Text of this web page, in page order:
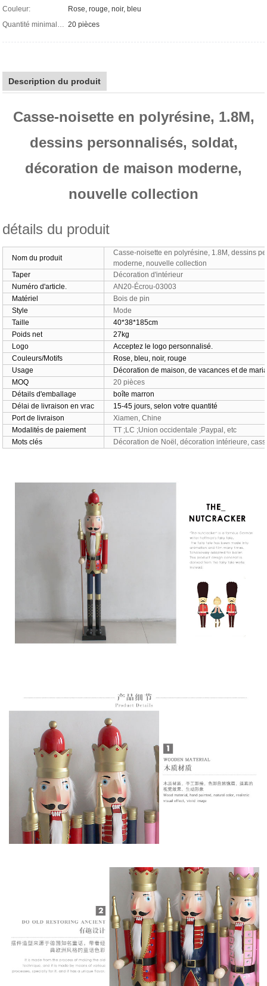
Couleur:
Rose, rouge, noir, bleu
20 pièces
Description du produit
Casse-noisette en polyrésine, 1.8M,
dessins personnalisés, soldat,
décoration de maison moderne,
nouvelle collection
détails du produit
Nom du produit
Casse-noisette en polyrésine, 1.8M, dessins
moderne, nouvelle collection
Taper
Décoration d'intérieur
Numéro d'article.
AN20-Écrou-03003
Matériel
Bois de pin
Style
Mode
Taille
40*38*185cm
Poids net
27kg
Logo
Acceptez le logo personnalisé.
Couleurs/Motifs
Rose, bleu, noir, rouge
Usage
Décoration de maison, de vacances et de
MOQ
20 pièces
Détails d'emballage
boîte marron
Délai de livraison en vrac
15-45 jours, selon votre quantité
Port de livraison
Xiamen, Chine
Modalités de paiement
TT ;LC ;Union occidentale ;Paypal, etc
Mots clés
Décoration de Noël, décoration intérieure,